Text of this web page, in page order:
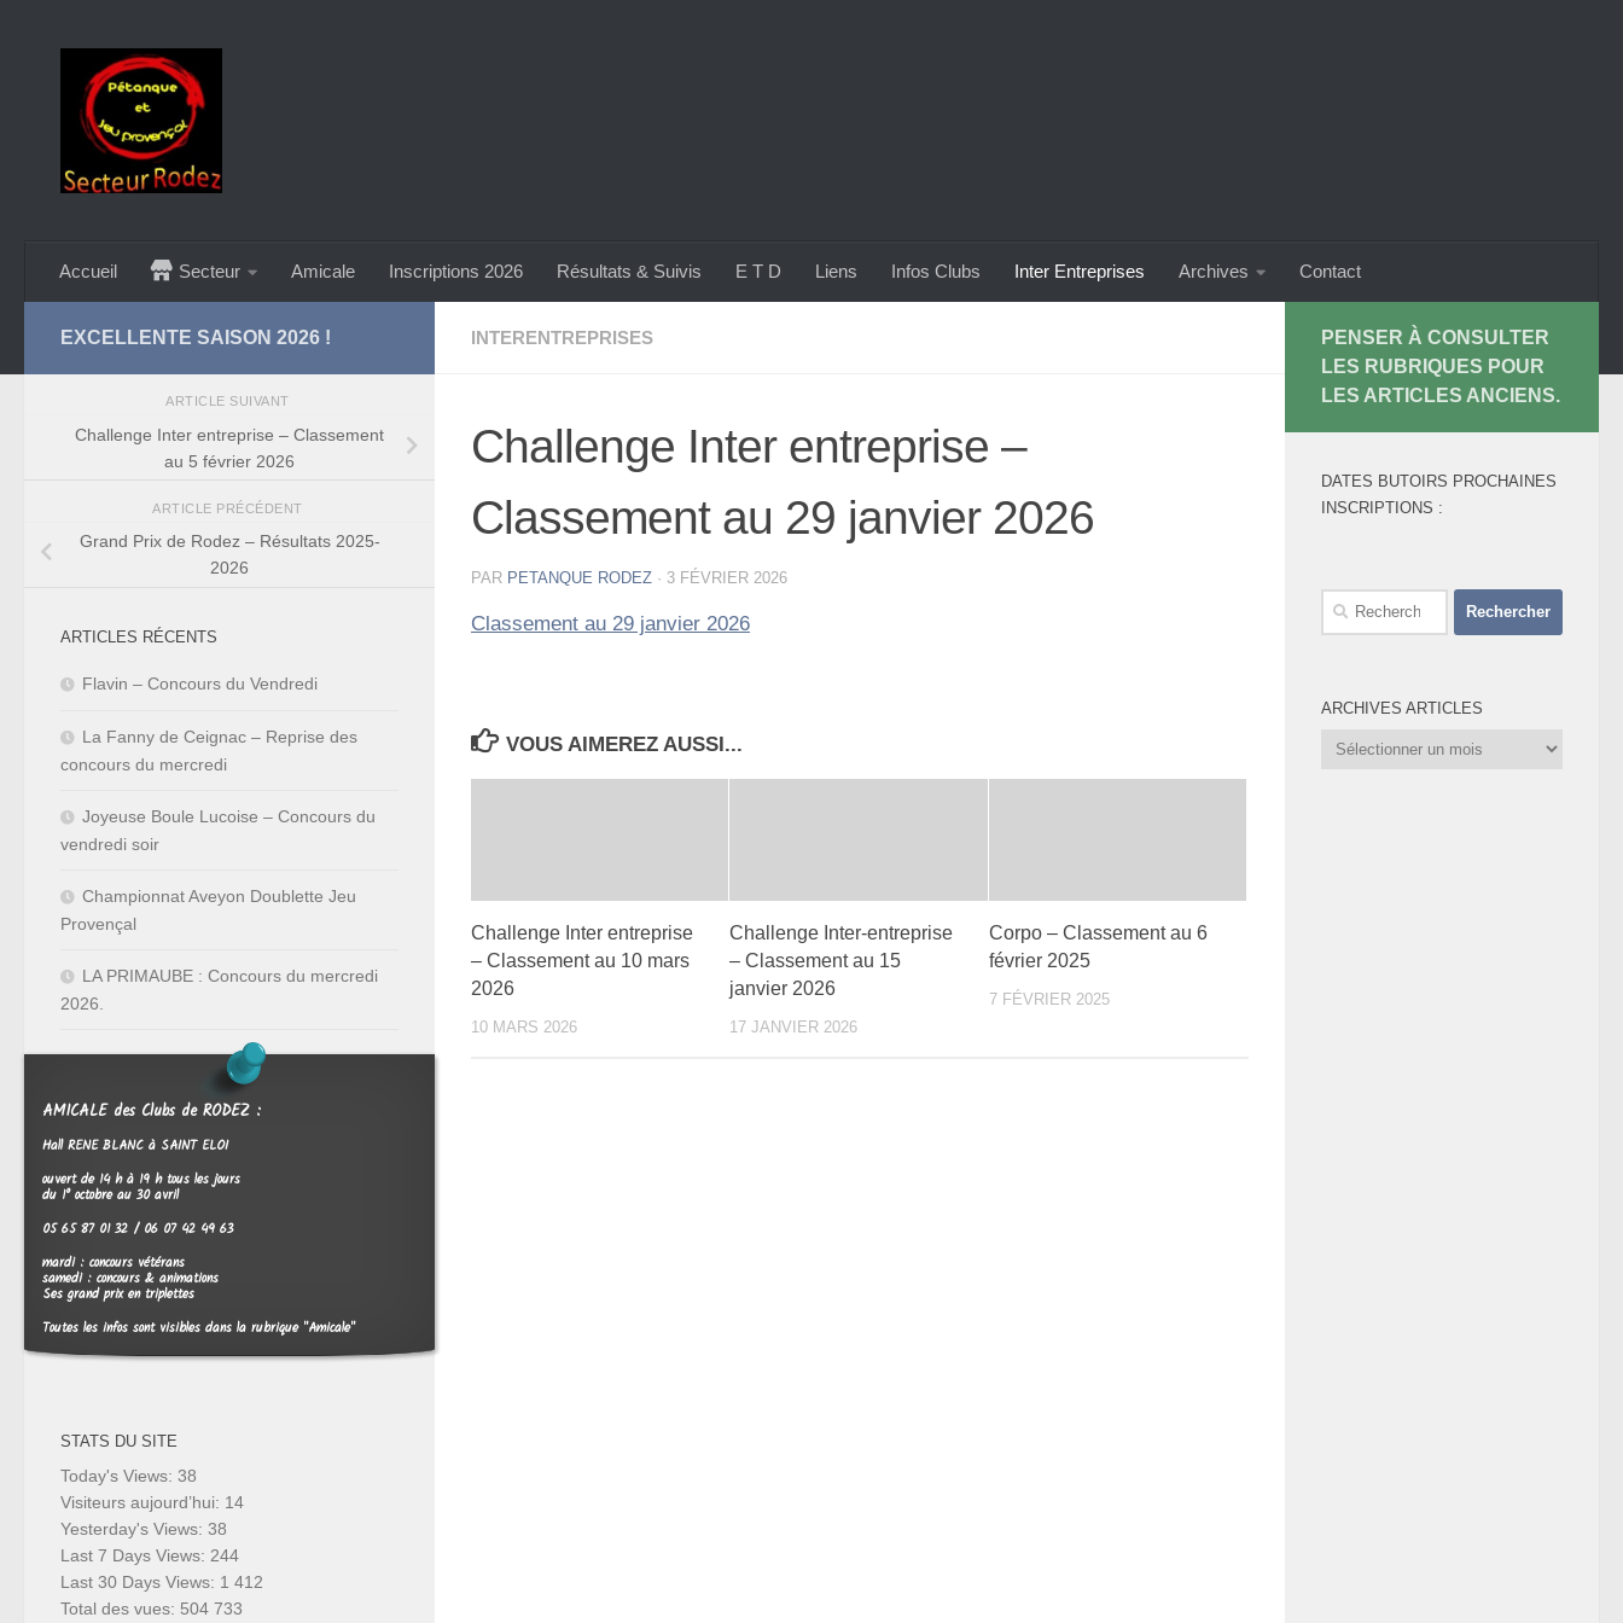
Accueil Secteur Amicale Inscriptions 2026 Résultats & Suivis E T D Liens Infos Clubs Inter Entreprises Archives Contact
INTERENTREPRISES
Challenge Inter entreprise –
Classement au 29 janvier 2026
PAR PETANQUE RODEZ · 3 FÉVRIER 2026
Classement au 29 janvier 2026
VOUS AIMEREZ AUSSI...
Challenge Inter entreprise
– Classement au 10 mars
2026
10 MARS 2026
Challenge Inter-entreprise
– Classement au 15
janvier 2026
17 JANVIER 2026
Corpo – Classement au 6
février 2025
7 FÉVRIER 2025
EXCELLENTE SAISON 2026 !
ARTICLE SUIVANT
Challenge Inter entreprise – Classement
au 5 février 2026
ARTICLE PRÉCÉDENT
Grand Prix de Rodez – Résultats 2025-
2026
ARTICLES RÉCENTS
Flavin – Concours du Vendredi
La Fanny de Ceignac – Reprise des
concours du mercredi
Joyeuse Boule Lucoise – Concours du
vendredi soir
Championnat Aveyon Doublette Jeu
Provençal
LA PRIMAUBE : Concours du mercredi
2026.
AMICALE des Clubs de RODEZ :
Hall RENE BLANC à SAINT ELOI
ouvert de 14 h à 19 h tous les jours
du 1° octobre au 30 avril
05 65 87 01 32 / 06 07 42 49 63
mardi : concours vétérans
samedi : concours & animations
Ses grand prix en triplettes
Toutes les infos sont visibles dans la rubrique "Amicale"
STATS DU SITE
Today's Views: 38
Visiteurs aujourd’hui: 14
Yesterday's Views: 38
Last 7 Days Views: 244
Last 30 Days Views: 1 412
Total des vues: 504 733
PENSER À CONSULTER
LES RUBRIQUES POUR
LES ARTICLES ANCIENS.
DATES BUTOIRS PROCHAINES
INSCRIPTIONS :
Rechercher :
ARCHIVES ARTICLES
Archives